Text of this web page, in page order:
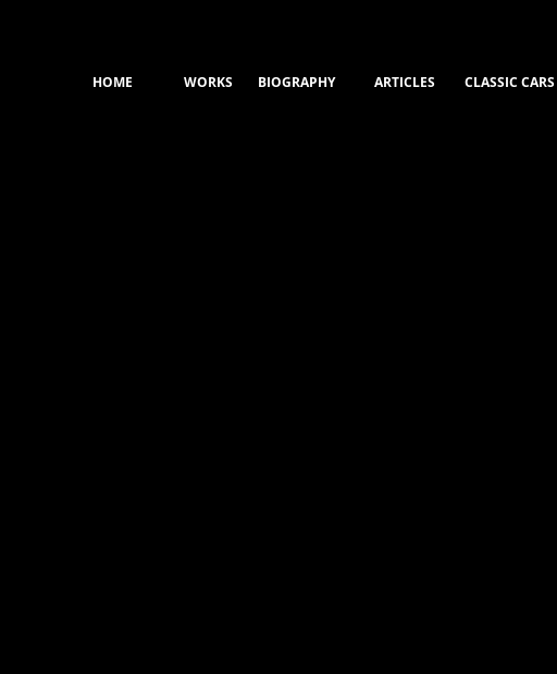
HOME WORKS BIOGRAPHY ARTICLES CLASSIC CARS